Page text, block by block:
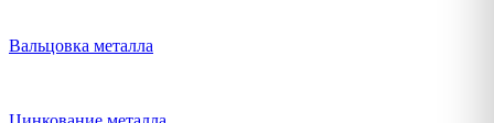
Вальцовка металла